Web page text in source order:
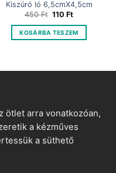
Kiszúró ló 6,5cmX4,5cm
450Ft Original
was:
450 Ft.
110FtCurrent
is:
110 Ft.
KOSÁRBA TESZEM
ötlet arra vonatkozóan,
a kézműves
a süthető